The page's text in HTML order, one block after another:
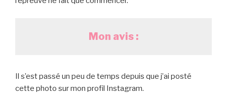
Mon avis :
Il s’est passé un peu de temps depuis que j’ai posté
cette photo sur mon profil Instagram.